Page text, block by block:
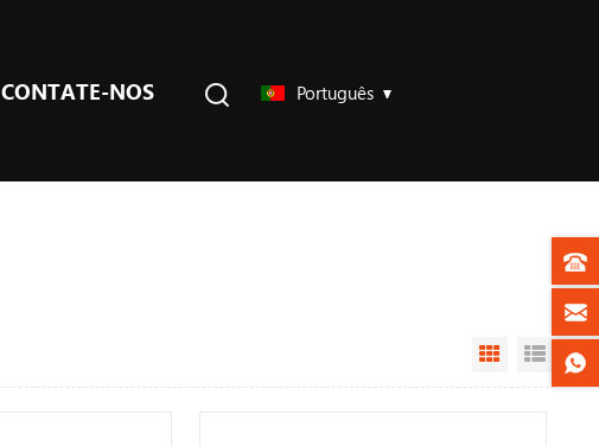
CONTATE-NOS Português
Grid View
List